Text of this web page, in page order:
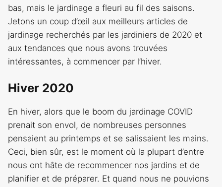
bas, mais le jardinage a fleuri au fil des saisons.
Jetons un coup d’œil aux meilleurs articles de
jardinage recherchés par les jardiniers de 2020 et
aux tendances que nous avons trouvées
intéressantes, à commencer par l’hiver.
Hiver 2020
En hiver, alors que le boom du jardinage COVID
prenait son envol, de nombreuses personnes
pensaient au printemps et se salissaient les mains.
Ceci, bien sûr, est le moment où la plupart d’entre
nous ont hâte de recommencer nos jardins et de
planifier et de préparer. Et quand nous ne pouvions